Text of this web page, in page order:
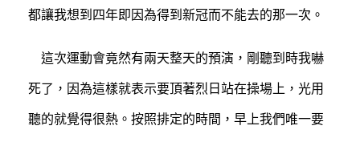
都讓我想到四年即因為得到新冠而不能去的那一次。
這次運動會竟然有兩天整天的預演，剛聽到時我嚇
死了，因為這樣就表示要頂著烈日站在操場上，光用
聽的就覺得很熱。按照排定的時間，早上我們唯一要